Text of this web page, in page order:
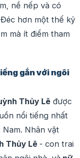
nề nếp và có
hơn một thế kỷ
mà ít điểm tham
gắn với ngôi
Thủy Lê được
nổi tiếng nhất
Nhân vật
Thủy Lê - con trai